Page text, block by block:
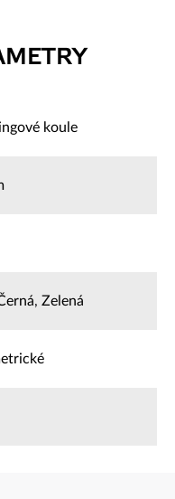
koule
, Zelená